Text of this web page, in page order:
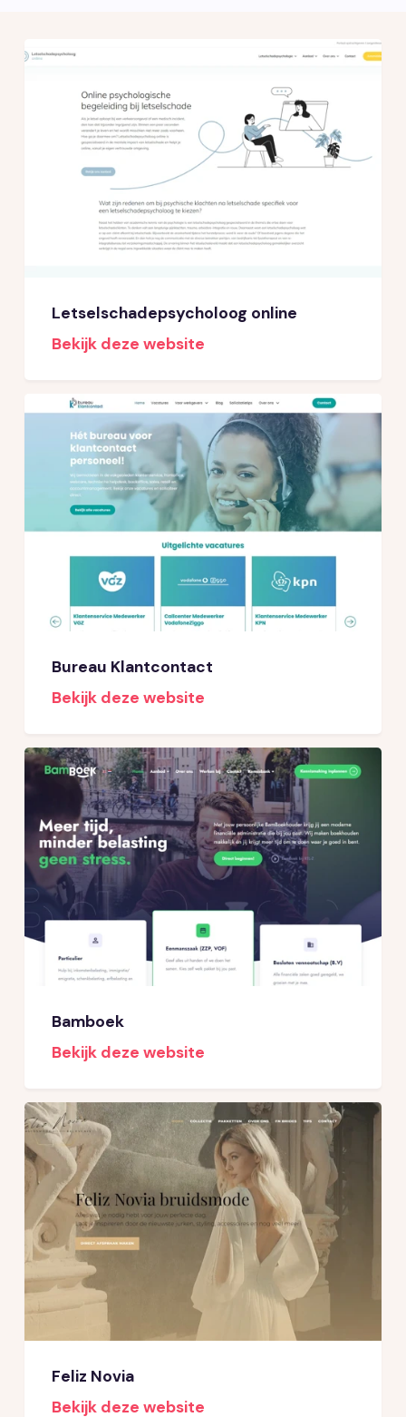
Letselschadepsycholoog online
Bekijk deze website
Bureau Klantcontact
Bekijk deze website
Bamboek
Bekijk deze website
Feliz Novia
Bekijk deze website